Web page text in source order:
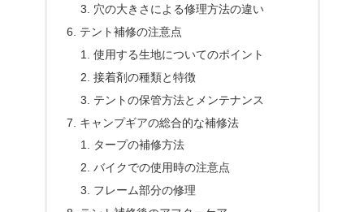
穴の大きさによる修理方法の違い
テント補修の注意点
使用する生地についてのポイント
接着剤の種類と特徴
テントの保管方法とメンテナンス
キャンプギアの総合的な補修法
タープの補修方法
バイクでの使用時の注意点
フレーム部分の修理